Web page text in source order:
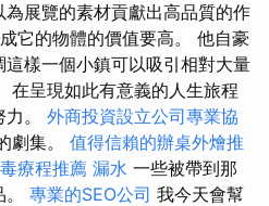
展覽的素材貢獻出高品質的作
它的物體的價值要高。 他自豪
樣一個小鎮可以吸引相對大量
在呈現如此有意義的人生旅程
。 外商投資設立公司專業協
劇集。 值得信賴的辦桌外燴推
療程推薦 漏水 一些被帶到那
專業的SEO公司 我今天會幫